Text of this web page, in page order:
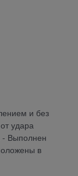
и без
удара
- Выполнен
в